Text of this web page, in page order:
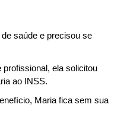
saúde e precisou se
ela solicitou
ao INSS.
Maria fica sem sua